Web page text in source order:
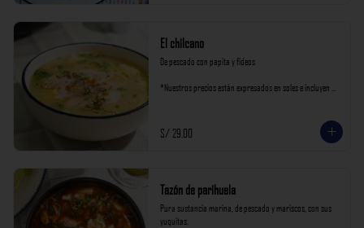
El chilcano
De pescado con papita y fideos
*Nuestros precios están expresados en soles e incluyen
S/ 29.00
Tazón de parihuela
Pura sustancia marina, de pescado y mariscos, con sus
yuquitas.